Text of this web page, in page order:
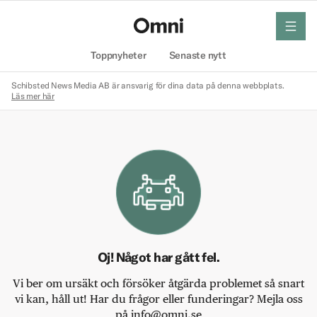
Toppnyheter Senaste nytt
meny
Schibsted News Media AB är ansvarig för dina data på denna webbplats.
Läs mer här
Oj! Något har gått fel.
Vi ber om ursäkt och försöker åtgärda problemet så snart
vi kan, håll ut! Har du frågor eller funderingar? Mejla oss